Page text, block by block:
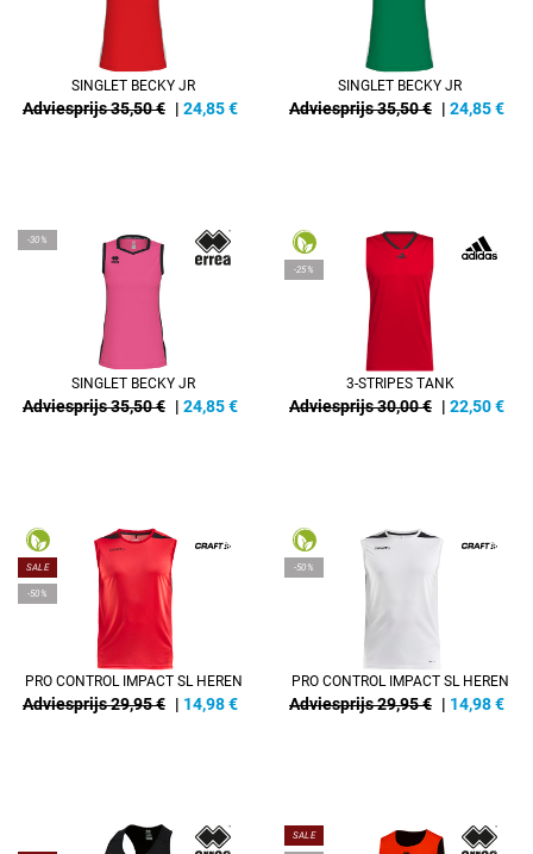
SINGLET BECKY JR
Adviesprijs 35,50 € | 24,85€
SINGLET BECKY JR
Adviesprijs 35,50 € | 24,85€
-30%
SINGLET BECKY JR
Adviesprijs 35,50 € | 24,85€
-25%
3-STRIPES TANK
Adviesprijs 30,00 € | 22,50€
SALE
-50%
PRO CONTROL IMPACT SL HEREN
Adviesprijs 29,95 € | 14,98€
-50%
PRO CONTROL IMPACT SL HEREN
Adviesprijs 29,95 € | 14,98€
SALE